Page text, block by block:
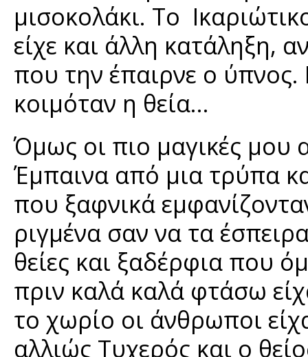
μισοκολάκι. Το
είχε και άλλη κατάληξη,
που την έπαιρνε ο ύπνος.
κοιμόταν η θεία…
Όμως οι πιο μαγικές μου
Έμπαινα από μια τρύπα
που ξαφνικά
ριγμένα σαν να τα
θείες και ξαδέρφια που
πριν καλά καλά φτάσω
το χωρίο οι άνθρωποι
αλλιώς Τυχερός και ο